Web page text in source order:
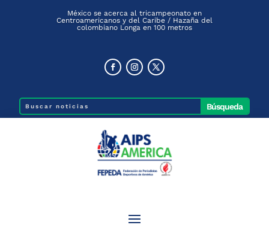
México se acerca al tricampeonato en
Centroamericanos y del Caribe / Hazaña del
colombiano Longa en 100 metros